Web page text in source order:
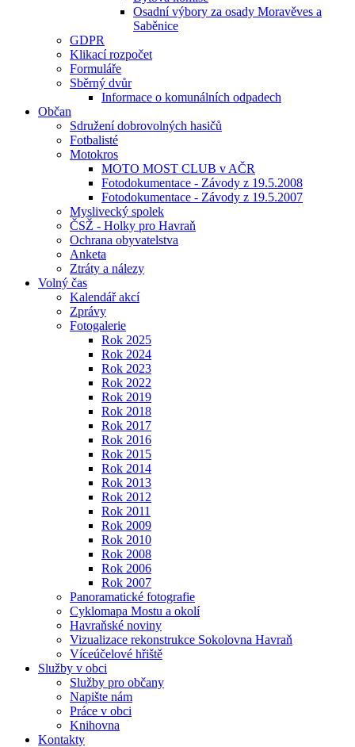
Osadní výbory za osady Moravěves a
Saběnice
GDPR
Klikací rozpočet
Formuláře
Sběrný dvůr
Informace o komunálních odpadech
Občan
Sdružení dobrovolných hasičů
Fotbalisté
Motokros
MOTO MOST CLUB v AČR
Fotodokumentace - Závody z 19.5.2008
Fotodokumentace - Závody z 19.5.2007
Myslivecký spolek
ČSŽ - Holky pro Havraň
Ochrana obyvatelstva
Anketa
Ztráty a nálezy
Volný čas
Kalendář akcí
Zprávy
Fotogalerie
Rok 2025
Rok 2024
Rok 2023
Rok 2022
Rok 2019
Rok 2018
Rok 2017
Rok 2016
Rok 2015
Rok 2014
Rok 2013
Rok 2012
Rok 2011
Rok 2009
Rok 2010
Rok 2008
Rok 2006
Rok 2007
Panoramatické fotografie
Cyklomapa Mostu a okolí
Havraňské noviny
Vizualizace rekonstrukce Sokolovna Havraň
Víceúčelové hřiště
Služby v obci
Služby pro občany
Napište nám
Práce v obci
Knihovna
Kontakty